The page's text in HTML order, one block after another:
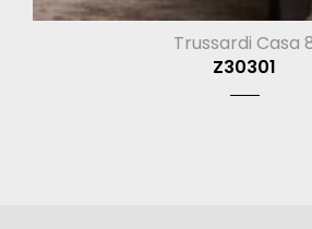
Trussardi Casa
Z30301